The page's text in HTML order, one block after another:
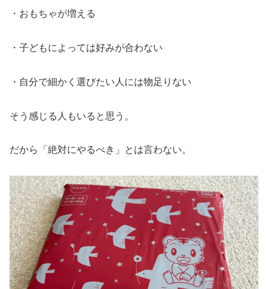
・おもちゃが増える
・子どもによっては好みが合わない
・自分で細かく選びたい人には物足りない
そう感じる人もいると思う。
だから「絶対にやるべき」とは言わない。